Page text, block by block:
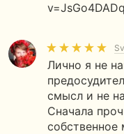
Лично я не
смысл и не
Сначала
собственное